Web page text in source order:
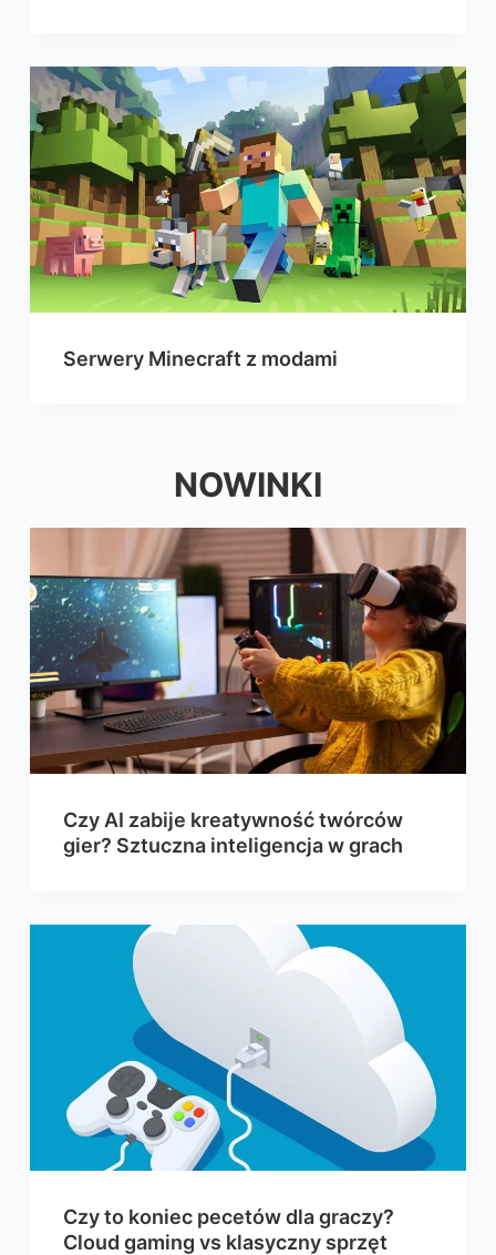
Serwery Minecraft z modami
NOWINKI
Czy AI zabije kreatywność twórców
gier? Sztuczna inteligencja w grach
Czy to koniec pecetów dla graczy?
Cloud gaming vs klasyczny sprzęt